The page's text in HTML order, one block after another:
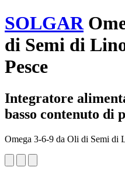
SOLGAR
di Semi di
Pesce
Integratore
basso contenuto di
Omega 3-6-9 da Oli di Semi di